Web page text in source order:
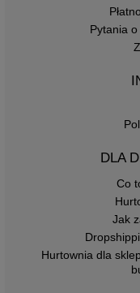
Pytania
DLA
Co
Jak
Hurtownia dla